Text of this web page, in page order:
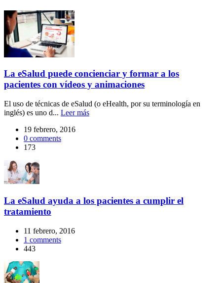
La eSalud puede concienciar y formar a los
pacientes con vídeos y animaciones
El uso de técnicas de eSalud (o eHealth, por su terminología en
inglés) es uno d... Leer más
19 febrero, 2016
0 comments
173
La eSalud ayuda a los pacientes a cumplir el
tratamiento
11 febrero, 2016
1 comments
443